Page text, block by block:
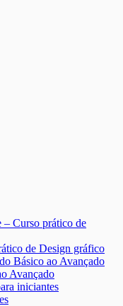
de Design gráfico
Avançado